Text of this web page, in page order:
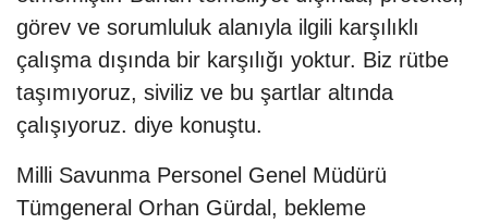
görev ve sorumluluk alanıyla ilgili karşılıklı
çalışma dışında bir karşılığı yoktur. Biz rütbe
taşımıyoruz, siviliz ve bu şartlar altında
çalışıyoruz. diye konuştu.
Milli Savunma Personel Genel Müdürü
Tümgeneral Orhan Gürdal, bekleme